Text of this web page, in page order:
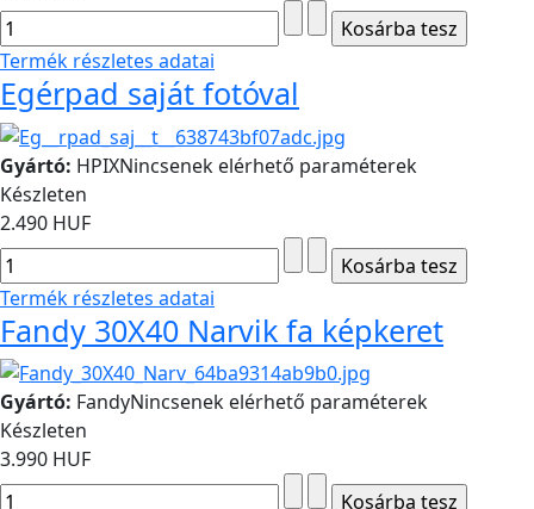
Termék részletes adatai
Egérpad saját fotóval
Gyártó: HPIXNincsenek elérhető paraméterek
Készleten
2.490 HUF
Termék részletes adatai
Fandy 30X40 Narvik fa képkeret
Gyártó: FandyNincsenek elérhető paraméterek
Készleten
3.990 HUF